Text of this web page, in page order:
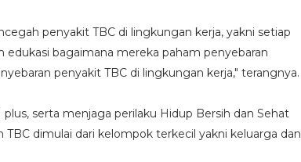
penyakit TBC di lingkungan kerja, yakni setiap
edukasi bagaimana mereka paham penyebaran
penyakit TBC di lingkungan kerja," terangnya.
serta menjaga perilaku Hidup Bersih dan Sehat
dimulai dari kelompok terkecil yakni keluarga dan